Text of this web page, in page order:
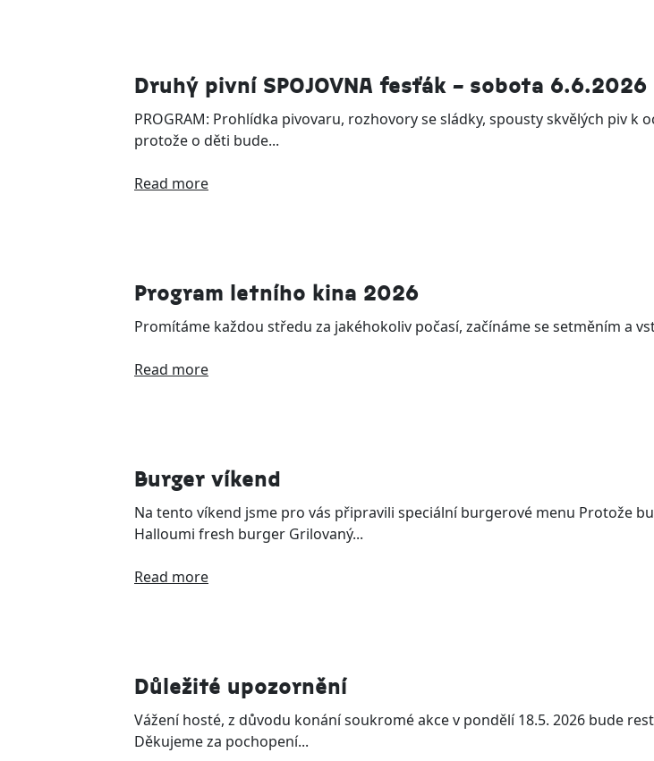
Druhý pivní SPOJOVNA fesťák – sobota 6.6.2026
PROGRAM: Prohlídka pivovaru, rozhovory se sládky, spousty skvělých piv
protože o děti bude...
Read more
Program letního kina 2026
Promítáme každou středu za jakéhokoliv počasí, začínáme se setměním a
Read more
Burger víkend
Na tento víkend jsme pro vás připravili speciální burgerové menu Protože
Halloumi fresh burger Grilovaný...
Read more
Důležité upozornění
Vážení hosté, z důvodu konání soukromé akce v pondělí 18.5. 2026 bude
Děkujeme za pochopení...